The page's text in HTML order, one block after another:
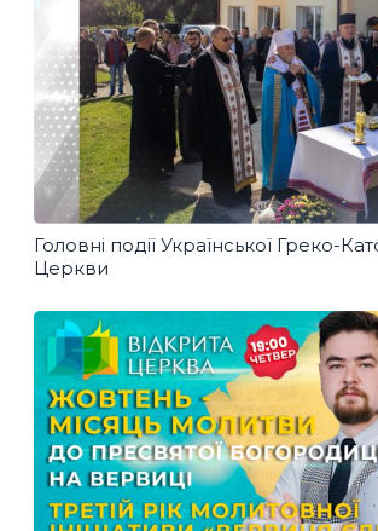
Головні події Української Греко-
Церкви